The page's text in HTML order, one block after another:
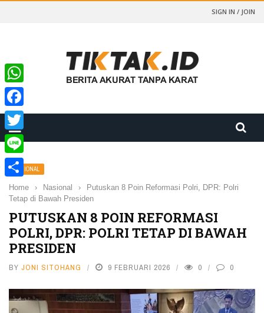
SIGN IN / JOIN
NASIONAL
Home › Nasional ›
Putuskan 8 Poin Reformasi Polri, DPR: Polri
Tetap di Bawah Presiden
PUTUSKAN 8 POIN REFORMASI
POLRI, DPR: POLRI TETAP DI BAWAH
PRESIDEN
BY JONI SITOHANG 9 FEBRUARI 2026 0 0
WhatsApp
Facebook
Twitter
Line
Share